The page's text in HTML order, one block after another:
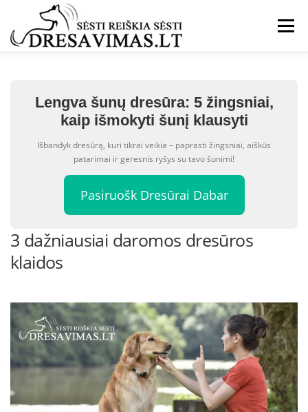
turinio
Meniu
Lengva šunų dresūra: 5 žingsniai,
kaip išmokyti šunį klausyti
Išbandyk dresūrą, kuri tikrai veikia – paprasti žingsniai, aiškūs
patarimai ir geresnis ryšys su tavo šunimi!
Pasiruošk Dresūrai Dabar
3 dažniausiai daromos dresūros
klaidos